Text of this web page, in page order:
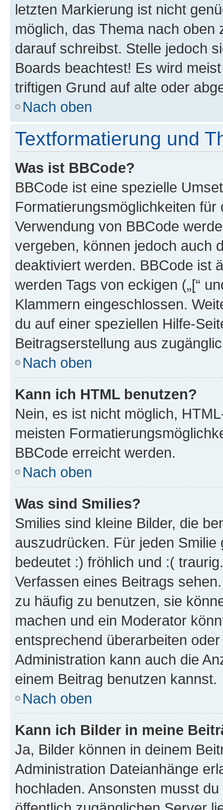
letzten Markierung ist nicht
möglich, das Thema nach oben
darauf schreibst. Stelle jedoch
Boards beachtest! Es wird
triftigen Grund auf alte oder
Nach oben
Textformatierung und
Was ist BBCode?
BBCode ist eine spezielle
Formatierungsmöglichkeiten
Verwendung von BBCode
vergeben, können jedoch auch
deaktiviert werden. BBCode ist
werden Tags von eckigen („[“
Klammern eingeschlossen.
du auf einer speziellen Hilfe-
Beitragserstellung aus
Nach oben
Kann ich HTML benutzen?
Nein, es ist nicht möglich,
meisten
BBCode erreicht werden.
Nach oben
Was sind Smilies?
Smilies sind kleine Bilder, die
auszudrücken. Für jeden
bedeutet :) fröhlich und :(
Verfassen eines Beitrags
zu häufig zu benutzen, sie
machen und ein Moderator
entsprechend überarbeiten
Administration kann auch die
einem Beitrag benutzen kannst.
Nach oben
Kann ich Bilder in meine
Ja, Bilder können in deinem
Administration Dateianhänge
hochladen. Ansonsten musst